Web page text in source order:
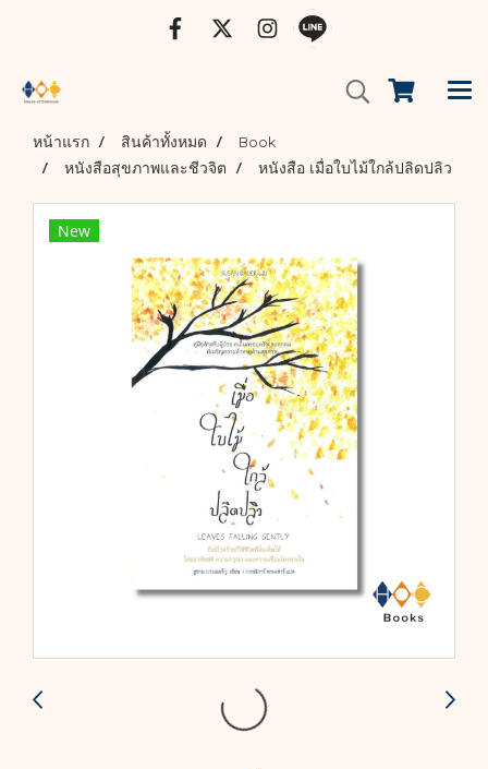
หน้าแรก สินค้าทั้งหมด
Book
หนังสือสุขภาพและชีวจิต
หนังสือ เมื่อใบไม้ใกล้ปลิดปลิว
New